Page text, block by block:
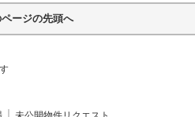
ページの先頭へ